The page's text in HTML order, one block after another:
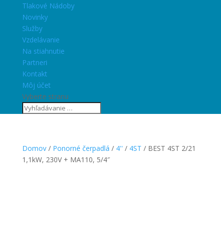
Tlakové Nádoby
Novinky
Služby
Vzdelávanie
Na stiahnutie
Partneri
Kontakt
Môj účet
Vyberte stranu
Domov/ Ponorné čerpadlá / 4'' / 4ST / BEST 4ST 2/21
1,1kW, 230V + MA110, 5/4″